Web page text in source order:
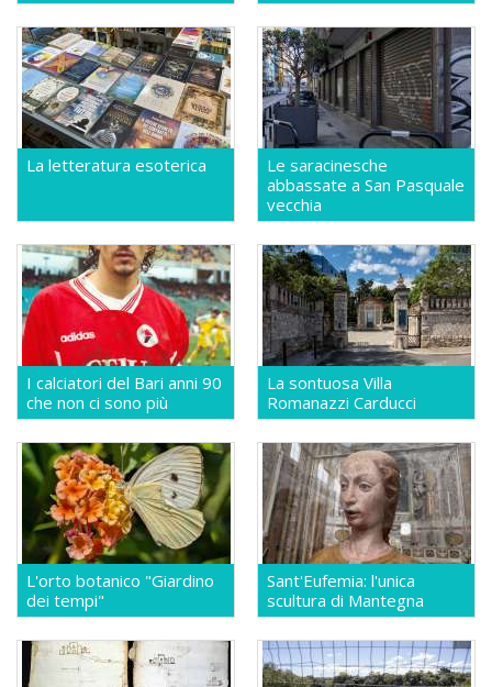
La letteratura esoterica
Le saracinesche
abbassate a San Pasquale
vecchia
I calciatori del Bari anni 90
che non ci sono più
La sontuosa Villa
Romanazzi Carducci
L'orto botanico "Giardino
dei tempi"
Sant'Eufemia: l'unica
scultura di Mantegna